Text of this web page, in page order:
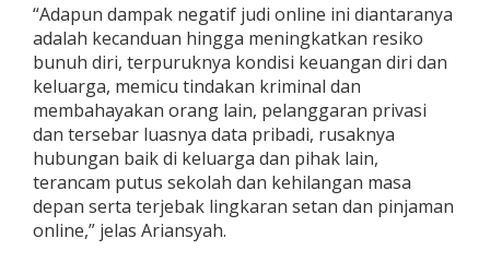
“Adapun dampak negatif judi online ini diantaranya
adalah kecanduan hingga meningkatkan resiko
bunuh diri, terpuruknya kondisi keuangan diri dan
keluarga, memicu tindakan kriminal dan
membahayakan orang lain, pelanggaran privasi
dan tersebar luasnya data pribadi, rusaknya
hubungan baik di keluarga dan pihak lain,
terancam putus sekolah dan kehilangan masa
depan serta terjebak lingkaran setan dan pinjaman
online,” jelas Ariansyah.